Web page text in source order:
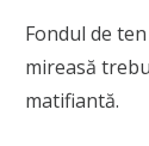
Fondul de
mireasă
matifiantă.